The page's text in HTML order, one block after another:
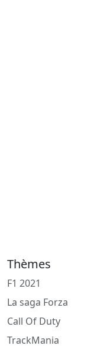
Thèmes
F1 2021
La saga Forza
Call Of Duty
TrackMania